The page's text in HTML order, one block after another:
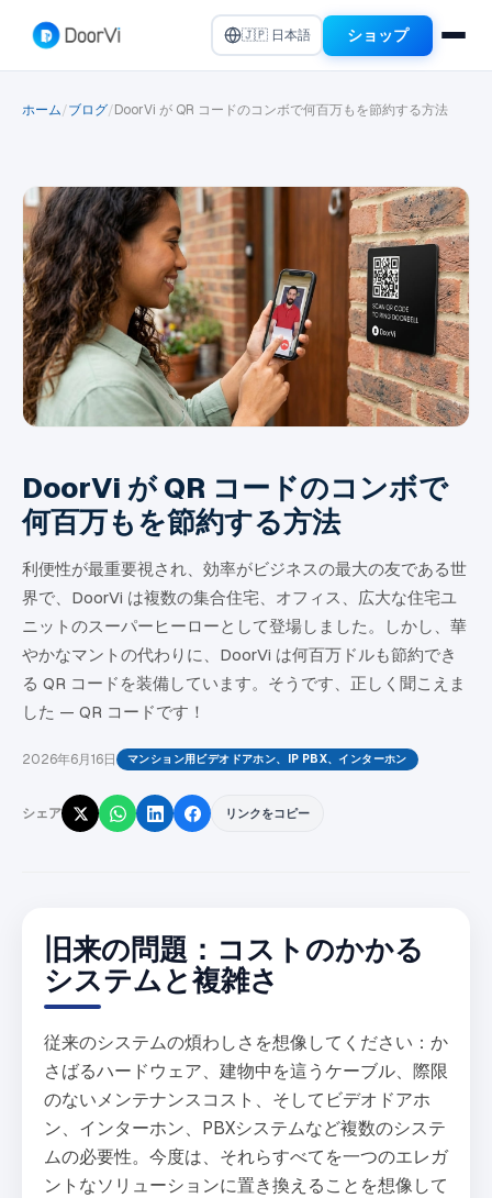
🇯🇵 日本語 ショップ
ホーム/ブログ/DoorVi が QR コードのコンボで何百万もを節約する方法
DoorVi が QR コードのコンボで
何百万もを節約する方法
利便性が最重要視され、効率がビジネスの最大の友である世
界で、DoorVi は複数の集合住宅、オフィス、広大な住宅ユ
ニットのスーパーヒーローとして登場しました。しかし、華
やかなマントの代わりに、DoorVi は何百万ドルも節約でき
る QR コードを装備しています。そうです、正しく聞こえま
した — QR コードです！
2026年6月16日 マンション用ビデオドアホン、IP PBX、インターホン
シェア リンクをコピー
旧来の問題：コストのかかる
システムと複雑さ
従来のシステムの煩わしさを想像してください：か
さばるハードウェア、建物中を這うケーブル、際限
のないメンテナンスコスト、そしてビデオドアホ
ン、インターホン、PBXシステムなど複数のシステ
ムの必要性。今度は、それらすべてを一つのエレガ
ントなソリューションに置き換えることを想像して